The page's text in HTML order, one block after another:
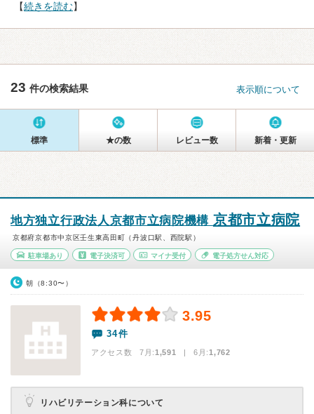
【続きを読む】
23 件の検索結果 表示順について
標準 ★の数 レビュー数 新着・更新
地方独立行政法人京都市立病院機構 京都市立病院
京都府京都市中京区壬生東高田町（丹波口駅、西院駅）
駐車場あり 電子決済可 マイナ受付 電子処方せん対応
朝（8:30〜）
3.95
34件
アクセス数 7月:1,591 | 6月:1,762
リハビリテーション科について